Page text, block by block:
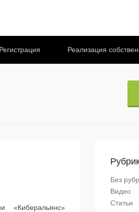
Регистрация Реализация
«Киберальянс»
Без
Видео
Статьи